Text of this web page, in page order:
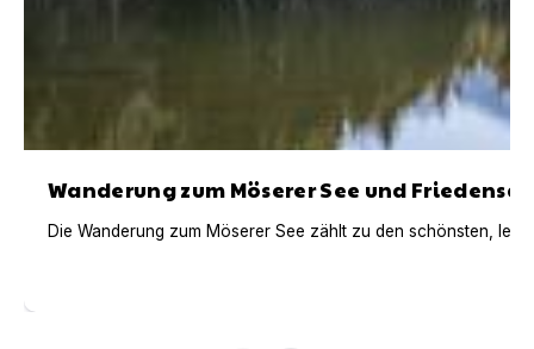
Wanderung zum Möserer See und
Die Wanderung zum Möserer See zählt zu den schönsten,